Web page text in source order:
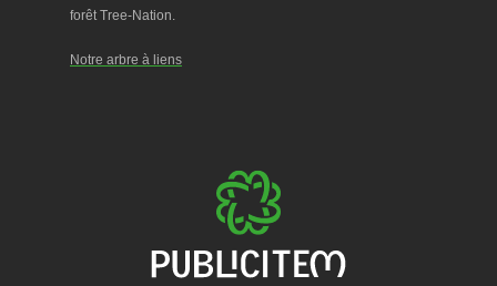
Notre arbre à liens